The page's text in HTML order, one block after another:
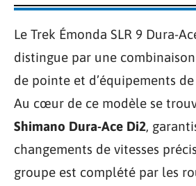
Le Trek Émonda SLR 9 Dura-
distingue par une
de pointe et d’équipements
Au cœur de ce modèle se
Shimano Dura-Ace Di2,
changements de vitesses
groupe est complété par les